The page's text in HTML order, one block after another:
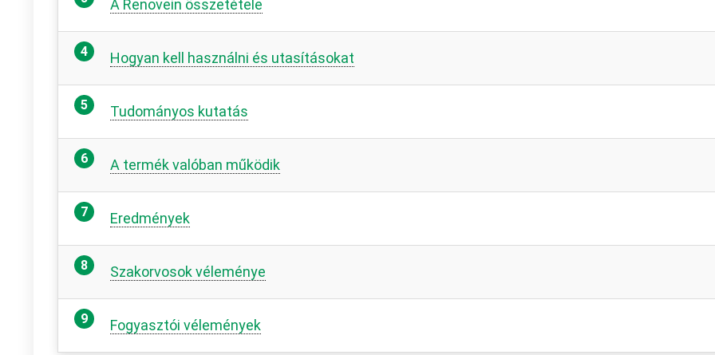
A Renovein összetétele
Hogyan kell használni és utasításokat
Tudományos kutatás
A termék valóban működik
Eredmények
Szakorvosok véleménye
Fogyasztói vélemények